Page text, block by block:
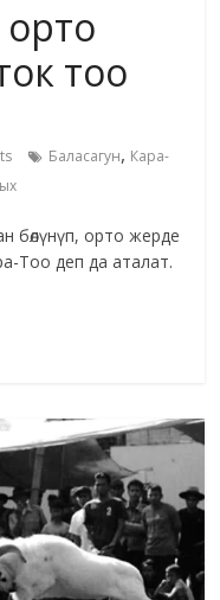
орто
тоо
Баласагун, Кара-
бөлүнүп, орто жерде
Тоо деп да аталат.